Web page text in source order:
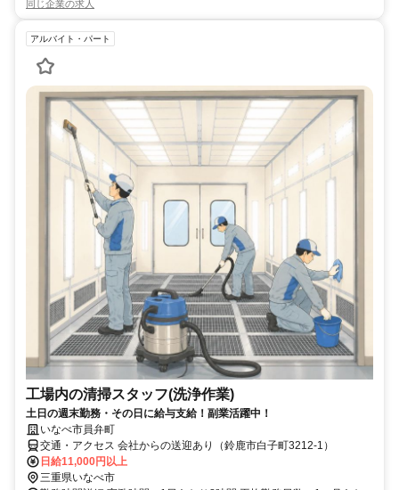
同じ企業の求人
アルバイト・パート
工場内の清掃スタッフ(洗浄作業)
土日の週末勤務・その日に給与支給！副業活躍中！
いなべ市員弁町
交通・アクセス 会社からの送迎あり（鈴鹿市白子町3212-1）
日給11,000円以上
三重県いなべ市